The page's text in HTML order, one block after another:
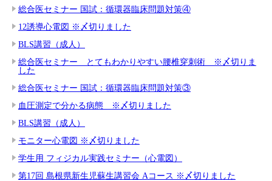
総合医セミナー 国試：循環器臨床問題対策④
12誘導心電図 ※〆切りました
BLS講習（成人）
総合医セミナー とてもわかりやすい腰椎穿刺術 ※〆切りま
した
総合医セミナー 国試：循環器臨床問題対策③
血圧測定で分かる病態 ※〆切りました
BLS講習（成人）
モニター心電図 ※〆切りました
学生用 フィジカル実践セミナー（心電図）
第17回 島根県新生児蘇生講習会 Aコース ※〆切りました